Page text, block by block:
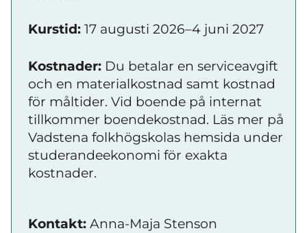
Kurstid: 17 augusti 2026–4 juni 2027
Kostnader: Du betalar en serviceavgift
och en materialkostnad samt kostnad
för måltider. Vid boende på internat
tillkommer boendekostnad. Läs mer på
Vadstena folkhögskolas hemsida under
studerandeekonomi för exakta
kostnader.
Kontakt: Anna-Maja Stenson